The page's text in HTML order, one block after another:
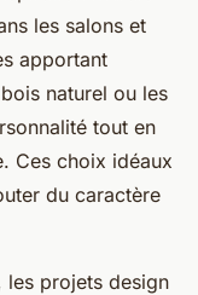
les salons et
apportant
naturel ou les
tout en
Ces choix idéaux
du caractère
les projets design